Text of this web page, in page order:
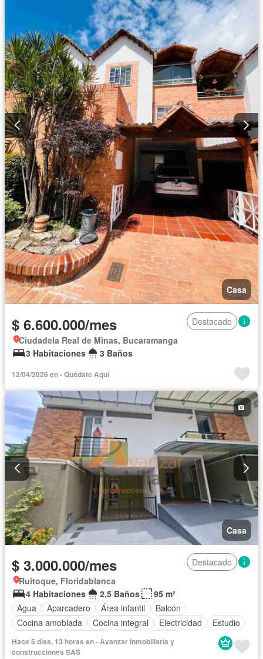
Casa
$ 6.600.000/mes
Destacado
Ciudadela Real de Minas, Bucaramanga
3 Habitaciones
3 Baños
12/04/2026 en - Quédate Aquí
Casa
$ 3.000.000/mes
Destacado
Ruitoque, Floridablanca
4 Habitaciones
2,5 Baños
95 m²
Agua
Aparcadero Área infantil
Balcón
Cocina amoblada
Cocina integral Electricidad
Estudio
Gas natural
Gimnasio Jardín
Piscina
Seguridad privada
Permite niños
Hace 5 días, 13 horas en - Avanzar Inmobiliaria y
construcciones SAS